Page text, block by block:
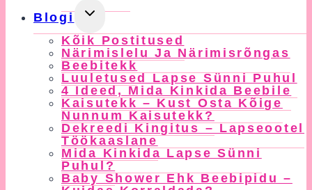
Blogi
Toggle
Child
Menu
Kõik Postitused
Närimislelu Ja Närimisrõngas
Beebitekk
Luuletused Lapse Sünni Puhul
4 Ideed, Mida Kinkida Beebile
Kaisutekk – Kust Osta Kõige
Nunnum Kaisutekk?
Dekreedi Kingitus – Lapseootel
Töökaaslane
Mida Kinkida Lapse Sünni
Puhul?
Baby Shower Ehk Beebipidu –